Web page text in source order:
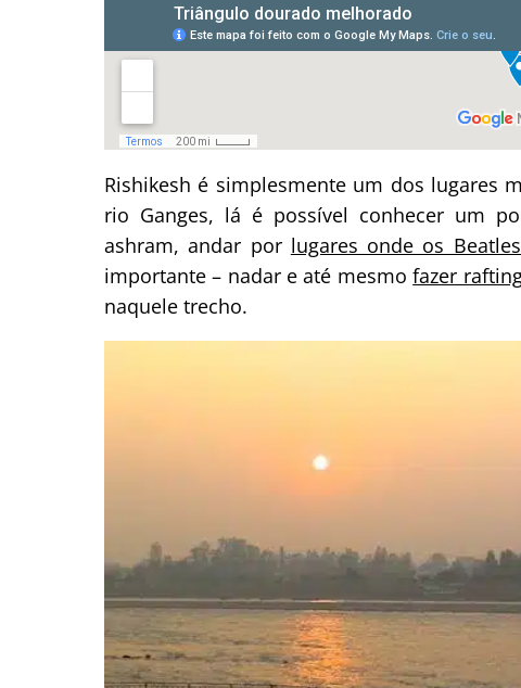
Rishikesh é simplesmente um dos lugares
rio Ganges, lá é possível conhecer um
ashram, andar por lugares onde os
importante – nadar e até mesmofazer
naquele trecho.